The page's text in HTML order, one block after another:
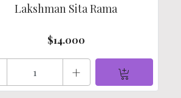
Lakshman Sita Rama
$14.000
+